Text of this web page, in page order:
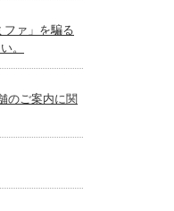
ファ」を騙る
。
のご案内に関